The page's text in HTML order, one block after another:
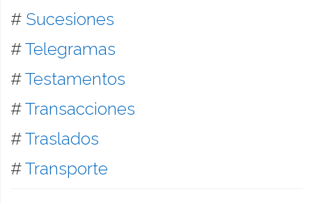
# Sucesiones
#Telegramas
#Testamentos
#Transacciones
#Traslados
#Transporte